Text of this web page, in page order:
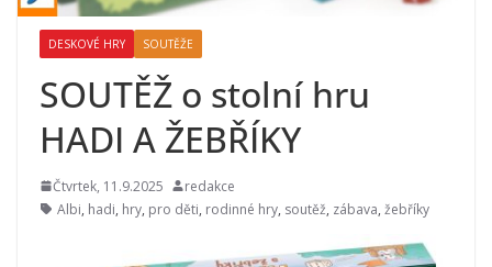
DESKOVÉ HRY SOUTĚŽE
SOUTĚŽ o stolní hru
HADI A ŽEBŘÍKY
Čtvrtek, 11.9.2025
redakce
Albi, hadi, hry, pro děti, rodinné hry, soutěž, zábava, žebříky